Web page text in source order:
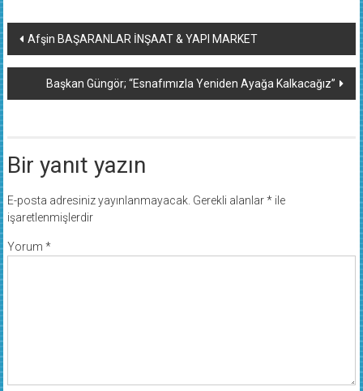
Yazı
dolaşımı
Afşin BAŞARANLAR İNŞAAT & YAPI MARKET
Başkan Güngör; “Esnafımızla Yeniden Ayağa Kalkacağız”
Bir yanıt yazın
E-posta adresiniz yayınlanmayacak. Gerekli alanlar*ile
işaretlenmişlerdir
Yorum *